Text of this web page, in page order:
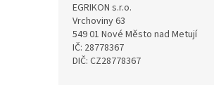
EGRIKON s.r.o.
Vrchoviny 63
549 01 Nové Město nad Metují
IČ: 28778367
DIČ: CZ28778367